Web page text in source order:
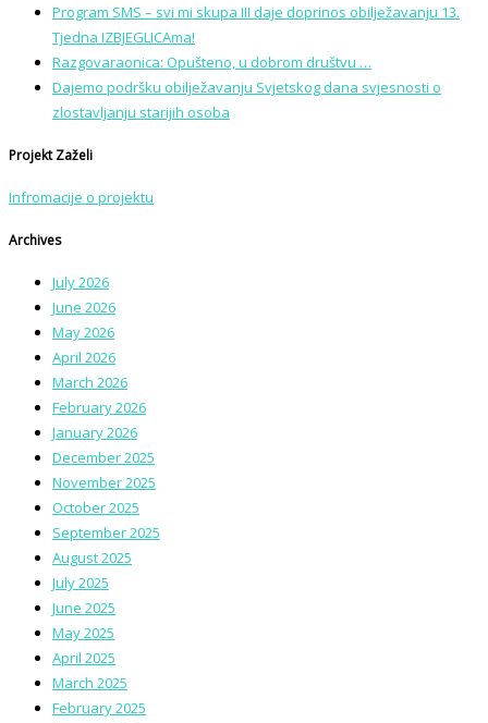
Program SMS – svi mi skupa III daje doprinos obilježavanju 13.
Tjedna IZBJEGLICAma!
Razgovaraonica: Opušteno, u dobrom društvu …
Dajemo podršku obilježavanju Svjetskog dana svjesnosti o
zlostavljanju starijih osoba
Projekt Zaželi
Infromacije o projektu
Archives
July 2026
June 2026
May 2026
April 2026
March 2026
February 2026
January 2026
December 2025
November 2025
October 2025
September 2025
August 2025
July 2025
June 2025
May 2025
April 2025
March 2025
February 2025